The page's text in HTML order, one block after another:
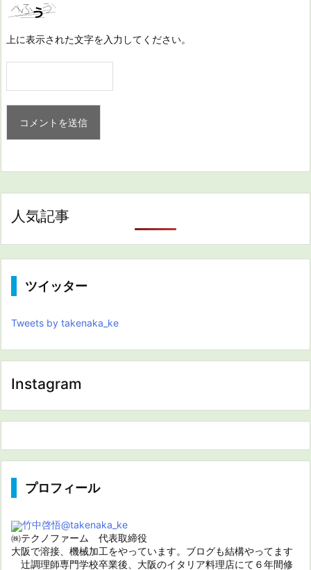
上に表示された文字を入力してください。
人気記事
ツイッター
Tweets by takenaka_ke
Instagram
プロフィール
竹中啓悟@takenaka_ke
㈱テクノファーム 代表取締役
大阪で溶接、機械加工をやっています。ブログも結構やってます
辻調理師専門学校卒業後、大阪のイタリア料理店にて６年間修